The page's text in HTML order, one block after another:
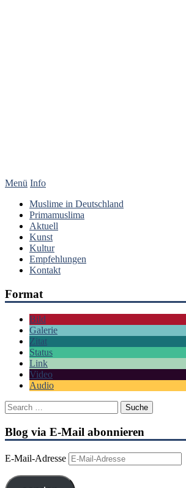
Menü Info
Muslime in Deutschland
Primamuslima
Aktuell
Kunst
Kultur
Empfehlungen
Kontakt
Format
Bild
Galerie
Zitat
Status
Link
Video
Audio
Blog via E-Mail abonnieren
E-Mail-Adresse